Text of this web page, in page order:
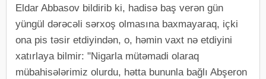
Eldar Abbasov bildirib ki, hadisə baş verən gün
yüngül dərəcəli sərxoş olmasına baxmayaraq, içki
ona pis təsir etdiyindən, o, həmin vaxt nə etdiyini
xatırlaya bilmir: "Nigarla mütəmadi olaraq
mübahisələrimiz olurdu, hətta bununla bağlı Abşeron